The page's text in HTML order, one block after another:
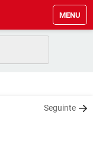
MENU
Seguinte